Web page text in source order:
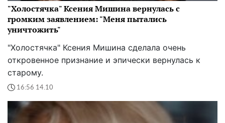
"Холостячка" Ксения Мишина вернулась с
громким заявлением: "Меня пытались
уничтожить"
"Холостячка" Ксения Мишина сделала очень
откровенное признание и эпически вернулась к
старому.
16:56 14.10